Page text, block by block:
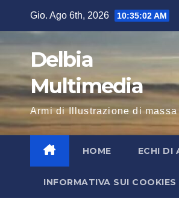
contenuto
Gio. Ago 6th, 2026 10:35:02 AM
Delbia
Multimedia
Armi di Illustrazione di massa
HOME ECHI DI
INFORMATIVA SUI COOKIES